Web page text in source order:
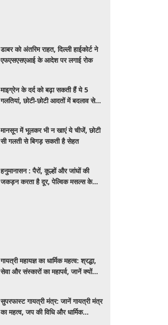
डाबर को अंतरिम राहत, दिल्ली हाईकोर्ट ने
एफएसएसएआई के आदेश पर लगाई रोक
माइग्रेन के दर्द को बढ़ा सकती हैं ये 5
गलतियां, छोटी-छोटी आदतों में बदलाव से
मानसून में भूलकर भी न खाएं ये चीजें, छोटी
सी गलती से बिगड़ सकती है सेहत
हनुमानासन : पैरों, कूल्हों और जांघों की
जकड़न करता है दूर, पेल्विक मसल्स के
गायत्री महायज्ञ का धार्मिक महत्व: श्रद्धा,
सेवा और संस्कारों का महापर्व, जानें क्यों
सुपरफास्ट गायत्री मंत्र: जानें गायत्री मंत्र
का महत्व, जप की विधि और धार्मिक